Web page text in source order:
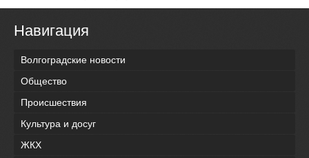
Навигация
Волгоградские новости
Общество
Происшествия
Культура и досуг
ЖКХ